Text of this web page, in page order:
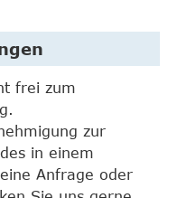
frei zum
zur
in einem
Anfrage oder